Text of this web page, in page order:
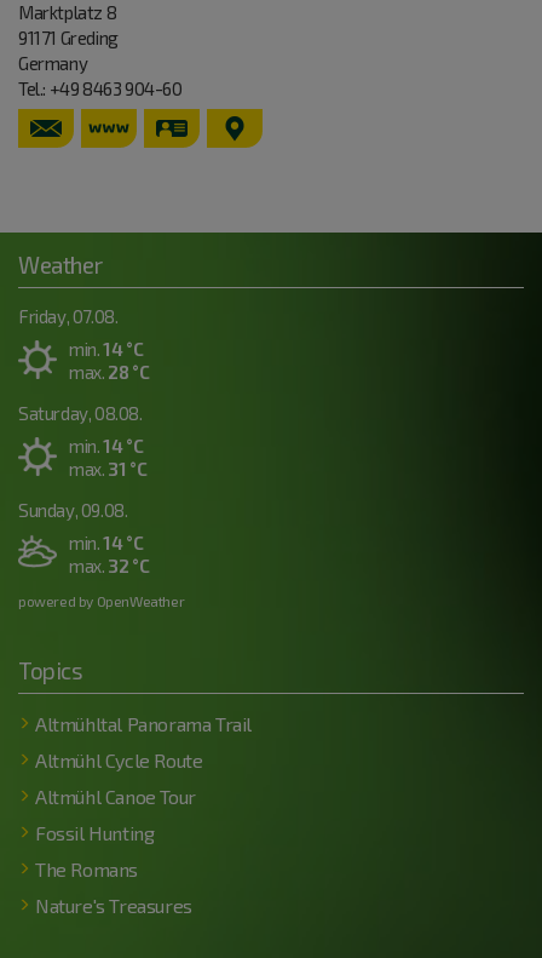
Marktplatz 8
91171 Greding
Germany
Tel.: +49 8463 904-60
www.greding.de
vCard
Weather
Friday, 07.08.
min.14 °C
max. 28 °C
Saturday, 08.08.
min.14 °C
max. 31 °C
Sunday, 09.08.
min.14 °C
max. 32 °C
powered by OpenWeather
Topics
Altmühltal Panorama Trail
Altmühl Cycle Route
Altmühl Canoe Tour
Fossil Hunting
The Romans
Nature's Treasures